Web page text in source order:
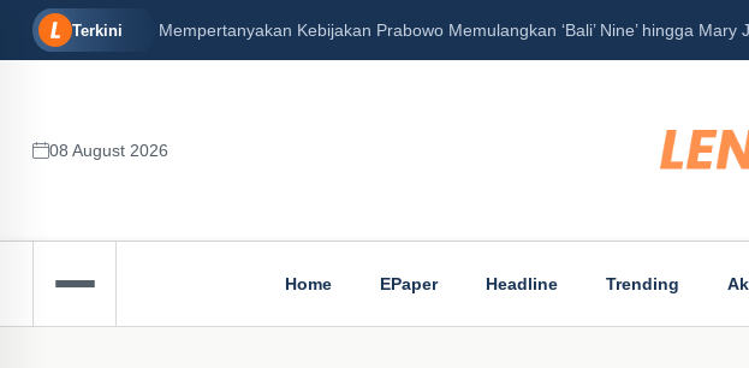
Terkini Mempertanyakan Kebijakan Prabowo Memulangkan ‘Bali’ Nine’ hingga
08 August 2026
Home EPaper Headline Trending